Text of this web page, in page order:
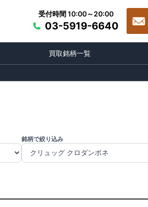
受付時間 10:00～20:00
03-5919-6640
買取銘柄一覧
銘柄で絞り込み